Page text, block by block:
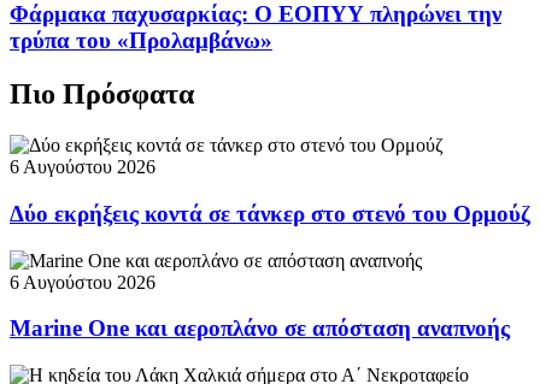
Φάρμακα παχυσαρκίας: Ο ΕΟΠΥΥ πληρώνει την
τρύπα του «Προλαμβάνω»
Πιο Πρόσφατα
6 Αυγούστου 2026
Δύο εκρήξεις κοντά σε τάνκερ στο στενό του Ορμούζ
6 Αυγούστου 2026
Marine One και αεροπλάνο σε απόσταση αναπνοής